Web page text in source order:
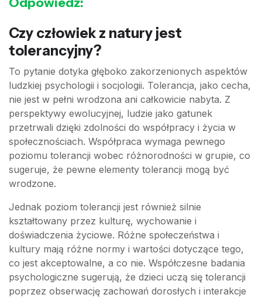
Czy człowiek z natury jest
tolerancyjny?
To pytanie dotyka głęboko zakorzenionych aspektów
ludzkiej psychologii i socjologii. Tolerancja, jako cecha,
nie jest w pełni wrodzona ani całkowicie nabyta. Z
perspektywy ewolucyjnej, ludzie jako gatunek
przetrwali dzięki zdolności do współpracy i życia w
społecznościach. Współpraca wymaga pewnego
poziomu tolerancji wobec różnorodności w grupie, co
sugeruje, że pewne elementy tolerancji mogą być
wrodzone.
Jednak poziom tolerancji jest również silnie
kształtowany przez kulturę, wychowanie i
doświadczenia życiowe. Różne społeczeństwa i
kultury mają różne normy i wartości dotyczące tego,
co jest akceptowalne, a co nie. Współczesne badania
psychologiczne sugerują, że dzieci uczą się tolerancji
poprzez obserwację zachowań dorosłych i interakcje